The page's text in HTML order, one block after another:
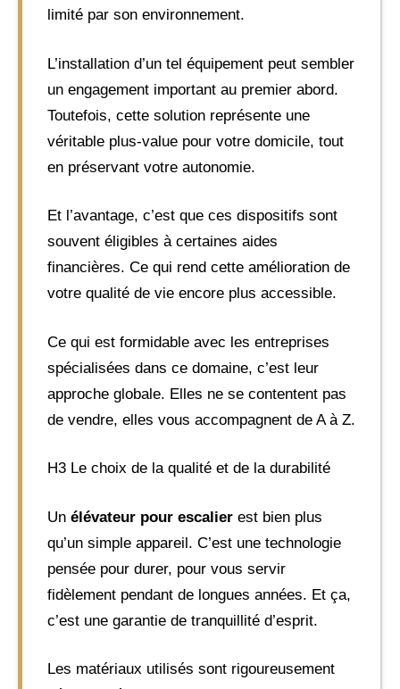
limité par son environnement.
L’installation d’un tel équipement peut sembler
un engagement important au premier abord.
Toutefois, cette solution représente une
véritable plus-value pour votre domicile, tout
en préservant votre autonomie.
Et l’avantage, c’est que ces dispositifs sont
souvent éligibles à certaines aides
financières. Ce qui rend cette amélioration de
votre qualité de vie encore plus accessible.
Ce qui est formidable avec les entreprises
spécialisées dans ce domaine, c’est leur
approche globale. Elles ne se contentent pas
de vendre, elles vous accompagnent de A à Z.
H3 Le choix de la qualité et de la durabilité
Un élévateur pour escalier est bien plus
qu’un simple appareil. C’est une technologie
pensée pour durer, pour vous servir
fidèlement pendant de longues années. Et ça,
c’est une garantie de tranquillité d’esprit.
Les matériaux utilisés sont rigoureusement